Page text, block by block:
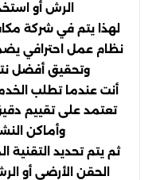
الرش أو
لهذا يتم في شركة
نظام عمل احترافي
وتحقيق أفضل
أنت عندما تطلب
تعتمد على تقييم
وأماكن
ثم يتم تحديد التقنية
الحقن الأرضي أو